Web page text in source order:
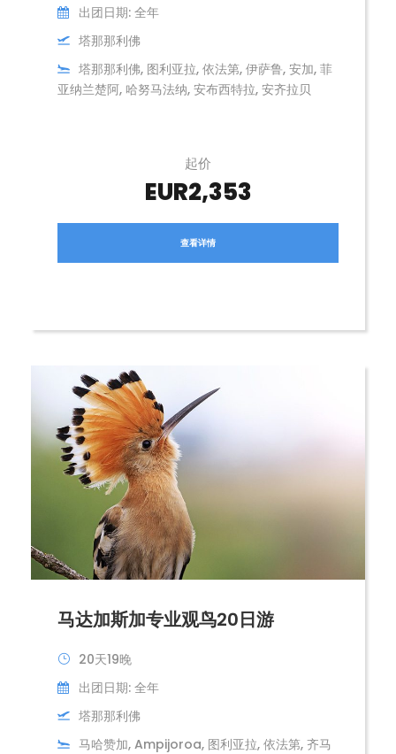
出团日期: 全年
塔那那利佛
塔那那利佛, 图利亚拉, 依法第, 伊萨鲁, 安加, 菲
亚纳兰楚阿, 哈努马法纳, 安布西特拉, 安齐拉贝
起价
EUR2,353
查看详情
马达加斯加专业观鸟20日游
20天19晚
出团日期: 全年
塔那那利佛
马哈赞加, Ampijoroa, 图利亚拉, 依法第, 齐马